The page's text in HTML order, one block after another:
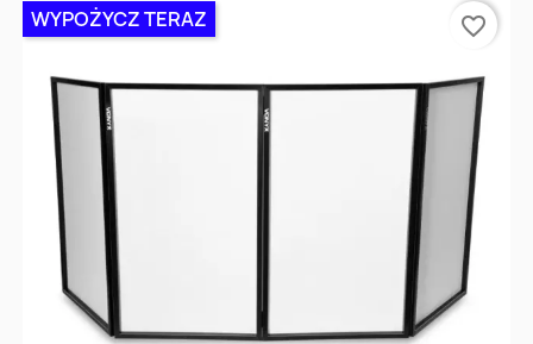
WYPOŻYCZ TERAZ favorite_border